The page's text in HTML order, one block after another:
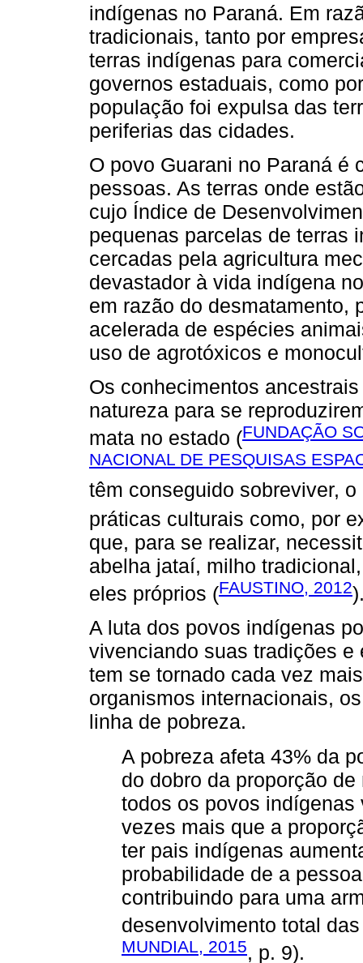
indígenas no Paraná. Em
tradicionais, tanto por
terras indígenas para
governos estaduais, como
população foi expulsa das
periferias das cidades.
O povo Guarani no Paraná é
pessoas. As terras onde
cujo Índice de
pequenas parcelas de terras
cercadas pela agricultura
devastador à vida indígena
em razão do desmatamento,
acelerada de espécies
uso de agrotóxicos e
Os conhecimentos
natureza para se
mata no estado (FUNDAÇÃO
NACIONAL DE PESQUISAS
têm conseguido sobreviver,
práticas culturais como, por
que, para se realizar,
abelha jataí, milho
eles próprios (FAUSTINO, 2012
A luta dos povos indígenas
vivenciando suas tradições
tem se tornado cada vez
organismos internacionais,
linha de pobreza.
A pobreza afeta 43% da
do dobro da proporção
todos os povos
vezes mais que a
ter pais indígenas
probabilidade de a
contribuindo para uma
desenvolvimento total
MUNDIAL, 2015, p. 9).